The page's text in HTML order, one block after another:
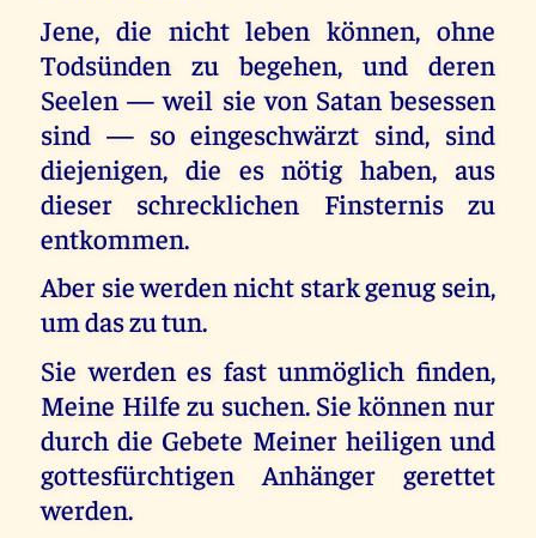
Jene, die nicht leben können, ohne
Todsünden zu begehen, und deren
Seelen — weil sie von Satan besessen
sind — so eingeschwärzt sind, sind
diejenigen, die es nötig haben, aus
dieser schrecklichen Finsternis zu
entkommen.
Aber sie werden nicht stark genug sein,
um das zu tun.
Sie werden es fast unmöglich finden,
Meine Hilfe zu suchen. Sie können nur
durch die Gebete Meiner heiligen und
gottesfürchtigen Anhänger gerettet
werden.